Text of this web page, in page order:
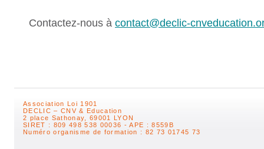
Contactez-nous à contact@declic-
Association Loi 1901
DECLIC – CNV & Education
2 place Sathonay, 69001 LYON
SIRET : 809 498 538 00036 - APE : 8559B
Numéro organisme de formation : 82 73 01745 73